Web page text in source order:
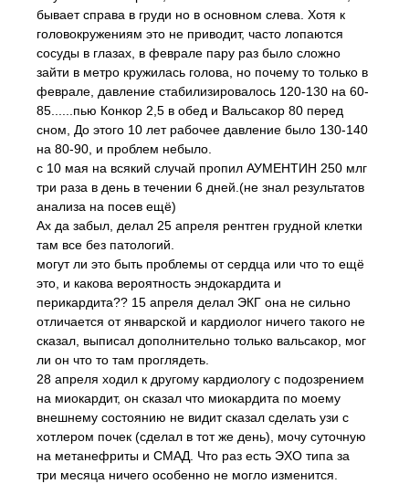
бывает справа в груди но в основном слева. Хотя к
головокружениям это не приводит, часто лопаются
сосуды в глазах, в феврале пару раз было сложно
зайти в метро кружилась голова, но почему то только в
феврале, давление стабилизировалось 120-130 на 60-
85......пью Конкор 2,5 в обед и Вальсакор 80 перед
сном, До этого 10 лет рабочее давление было 130-140
на 80-90, и проблем небыло.
с 10 мая на всякий случай пропил АУМЕНТИН 250 млг
три раза в день в течении 6 дней.(не знал результатов
анализа на посев ещё)
Ах да забыл, делал 25 апреля рентген грудной клетки
там все без патологий.
могут ли это быть проблемы от сердца или что то ещё
это, и какова вероятность эндокардита и
перикардита?? 15 апреля делал ЭКГ она не сильно
отличается от январской и кардиолог ничего такого не
сказал, выписал дополнительно только вальсакор, мог
ли он что то там проглядеть.
28 апреля ходил к другому кардиологу с подозрением
на миокардит, он сказал что миокардита по моему
внешнему состоянию не видит сказал сделать узи с
хотлером почек (сделал в тот же день), мочу суточную
на метанефриты и СМАД. Что раз есть ЭХО типа за
три месяца ничего особенно не могло изменится.